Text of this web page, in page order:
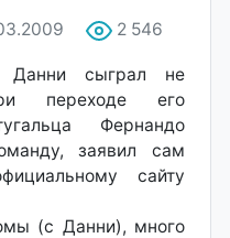
2 546
Данни сыграл не
переходе его
Фернандо
заявил сам
сайту
(с Данни), много